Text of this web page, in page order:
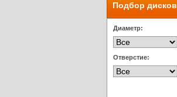
Подбор дисков
Диаметр:
Отверстие: